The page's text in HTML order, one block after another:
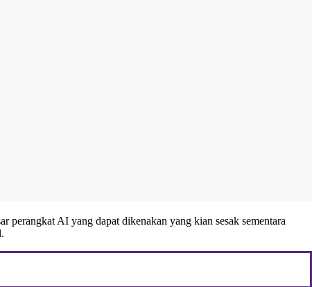
perangkat AI yang dapat dikenakan yang kian sesak sementara